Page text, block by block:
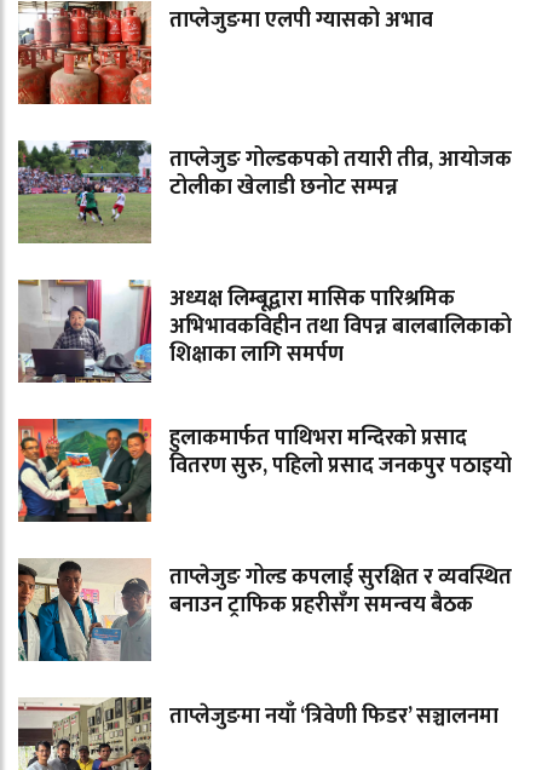
ताप्लेजुङमा एलपी ग्यासको अभाव
ताप्लेजुङ गोल्डकपको तयारी तीव्र, आयोजक
टोलीका खेलाडी छनोट सम्पन्न
अध्यक्ष लिम्बूद्वारा मासिक पारिश्रमिक
अभिभावकविहीन तथा विपन्न बालबालिकाको
शिक्षाका लागि समर्पण
हुलाकमार्फत पाथिभरा मन्दिरको प्रसाद
वितरण सुरु, पहिलो प्रसाद जनकपुर पठाइयो
ताप्लेजुङ गोल्ड कपलाई सुरक्षित र व्यवस्थित
बनाउन ट्राफिक प्रहरीसँग समन्वय बैठक
ताप्लेजुङमा नयाँ ‘त्रिवेणी फिडर’ सञ्चालनमा